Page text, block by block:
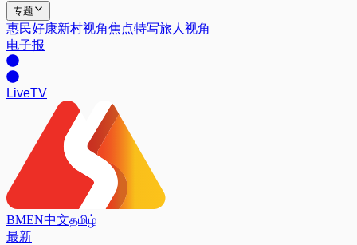
专题
惠民好康新村视角焦点特写旅人视角
电子报
LiveTV
BMEN中文தமிழ்
最新